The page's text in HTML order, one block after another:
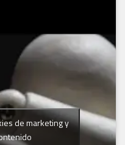
de marketing y